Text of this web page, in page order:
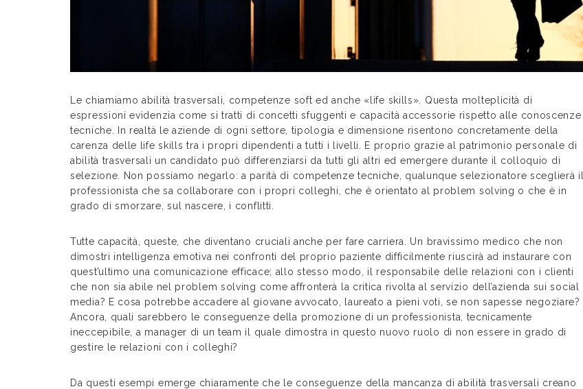
Le chiamiamo abilità trasversali, competenze soft ed anche «life skills». Questa molteplicità di
espressioni evidenzia come si tratti di concetti sfuggenti e capacità accessorie rispetto alle conoscenze
tecniche. In realtà le aziende di ogni settore, tipologia e dimensione risentono concretamente della
carenza delle life skills tra i propri dipendenti a tutti i livelli. E proprio grazie al patrimonio personale di
abilità trasversali un candidato può differenziarsi da tutti gli altri ed emergere durante il colloquio di
selezione. Non possiamo negarlo: a parità di competenze tecniche, qualunque selezionatore sceglierà il
professionista che sa collaborare con i propri colleghi, che è orientato al problem solving o che è in
grado di smorzare, sul nascere, i conflitti.
Tutte capacità, queste, che diventano cruciali anche per fare carriera. Un bravissimo medico che non
dimostri intelligenza emotiva nei confronti del proprio paziente difficilmente riuscirà ad instaurare con
quest’ultimo una comunicazione efficace; allo stesso modo, il responsabile delle relazioni con i clienti
che non sia abile nel problem solving come affronterà la critica rivolta al servizio dell’azienda sui social
media? E cosa potrebbe accadere al giovane avvocato, laureato a pieni voti, se non sapesse negoziare?
Ancora, quali sarebbero le conseguenze della promozione di un professionista, tecnicamente
ineccepibile, a manager di un team il quale dimostra in questo nuovo ruolo di non essere in grado di
gestire le relazioni con i colleghi?
Da questi esempi emerge chiaramente che le conseguenze della mancanza di abilità trasversali creano